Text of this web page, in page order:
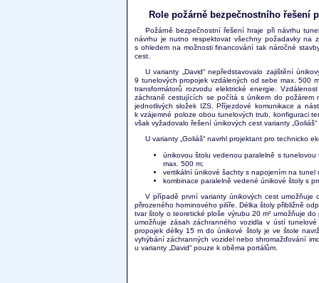
Role požárně bezpečnostního řešení
Požárně bezpečnostní řešení hraje při návrhu
návrhu je nutno respektovat všechny požadavky na
s ohledem na možnosti financování tak náročné
cest.
U varianty „David“ nepředstavovalo zajištění
9 tunelových propojek vzdálených od sebe max. 500
transformátorů rozvodu elektrické energie.
záchraně cestujících se počítá s únikem do
jednotlivých složek IZS. Příjezdové komunikace a
k vzájemné poloze obou tunelových trub, konfiguraci
však vyžadovalo řešení únikových cest varianty
U varianty „Goliáš“ navrhl projektant pro technicko
únikovou štolu vedenou paralelně s
max. 500 m;
vertikální únikové šachty s napojením na tunel
kombinace paralelně vedené únikové štoly s
V případě první varianty únikových cest
přirozeného horninového pilíře. Délka štoly přibližně
tvar štoly o teoretické ploše výrubu 20 m² umožňuje
umožňuje zásah záchranného vozidla v ústí
propojek délky 15 m do únikové štoly je ve štole
vyhýbání záchranných vozidel nebo shromažďování
u varianty „David“ pouze k oběma portálům.